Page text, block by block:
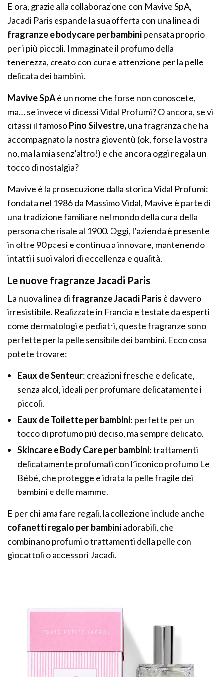
E ora, grazie alla collaborazione con Mavive SpA,
Jacadi Paris espande la sua offerta con una linea di
fragranze e bodycare per bambinipensata proprio
per i più piccoli. Immaginate il profumo della
tenerezza, creato con cura e attenzione per la pelle
delicata dei bambini.
Mavive SpAè un nome che forse non conoscete,
ma… se invece vi dicessi Vidal Profumi? O ancora, se vi
citassi il famosoPino Silvestre,una fragranza che ha
accompagnato la nostra gioventù (ok, forse la vostra
no, ma la mia senz’altro!) e che ancora oggi regala un
tocco di nostalgia?
Mavive è la prosecuzione dalla storica Vidal Profumi:
fondata nel 1986 da Massimo Vidal, Mavive è parte di
una tradizione familiare nel mondo della cura della
persona che risale al 1900. Oggi, l’azienda è presente
in oltre 90 paesi e continua a innovare, mantenendo
intatti i suoi valori di eccellenza e qualità.
Le nuove fragranze Jacadi Paris
La nuova linea di fragranze Jacadi Paris è davvero
irresistibile. Realizzate in Francia e testate da esperti
come dermatologi e pediatri, queste fragranze sono
perfette per la pelle sensibile dei bambini. Ecco cosa
potete trovare:
Eaux de Senteur: creazioni fresche e delicate,
senza alcol, ideali per profumare delicatamente i
piccoli.
Eaux de Toilette per bambini: perfette per un
tocco di profumo più deciso, ma sempre delicato.
Skincare e Body Care per bambini: trattamenti
delicatamente profumati con l’iconico profumo Le
Bébé, che protegge e idrata la pelle fragile dei
bambini e delle mamme.
E per chi ama fare regali, la collezione include anche
cofanetti regalo per bambiniadorabili, che
combinano profumi o trattamenti della pelle con
giocattoli o accessori Jacadi.